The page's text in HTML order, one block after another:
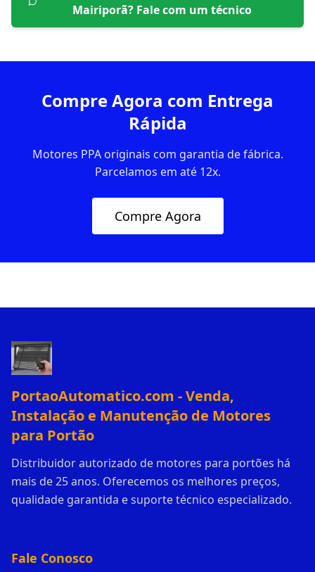
Mairiporã? Fale com um técnico
Compre Agora com Entrega
Rápida
Motores PPA originais com garantia de fábrica.
Parcelamos em até 12x.
Compre Agora
PortaoAutomatico.com - Venda,
Instalação e Manutenção de Motores
para Portão
Distribuidor autorizado de motores para portões há
mais de 25 anos. Oferecemos os melhores preços,
qualidade garantida e suporte técnico especializado.
Fale Conosco